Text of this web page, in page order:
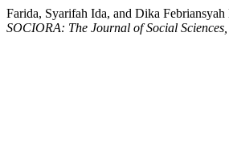
Farida, Syarifah Ida, and Dika
SOCIORA: The Journal of Social